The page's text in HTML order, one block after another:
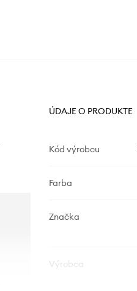
ÚDAJE O PRODUKTE
Kód výrobcu
Farba
Značka
Výrobca